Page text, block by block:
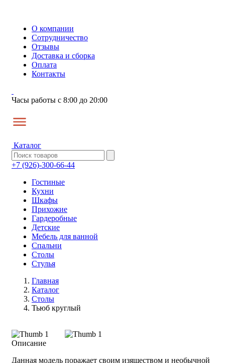
О компании
Сотрудничество
Отзывы
Доставка и сборка
Оплата
Контакты
Часы работы с 8:00 до 20:00
Каталог
+7 (926)-300-66-44
Гостиные
Кухни
Шкафы
Прихожие
Гардеробные
Детские
Мебель для ванной
Спальни
Столы
Стулья
Главная
Каталог
Столы
Тьюб круглый
Описание
Данная модель поражает своим изяществом и необычной